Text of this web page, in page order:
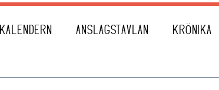
KALENDERN ANSLAGSTAVLAN KRÖNIKA